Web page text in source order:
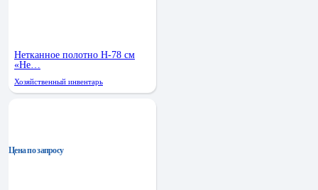
Нетканное полотно Н-78 см
«Не…
Хозяйственный инвентарь
Цена по запросу